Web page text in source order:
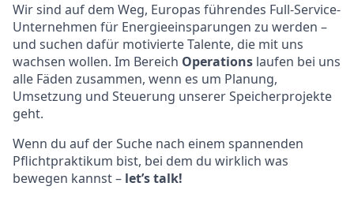
Wir sind auf dem Weg, Europas führendes Full-Service-
Unternehmen für Energieeinsparungen zu werden –
und suchen dafür motivierte Talente, die mit uns
wachsen wollen. Im Bereich Operations laufen bei uns
alle Fäden zusammen, wenn es um Planung,
Umsetzung und Steuerung unserer Speicherprojekte
geht.
Wenn du auf der Suche nach einem spannenden
Pflichtpraktikum bist, bei dem du wirklich was
bewegen kannst – let’s talk!